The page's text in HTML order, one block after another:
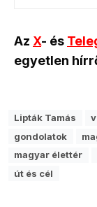
Az X- és
egyetlen
Lipták Tamás
gondolatok
magyar élettér
út és cél